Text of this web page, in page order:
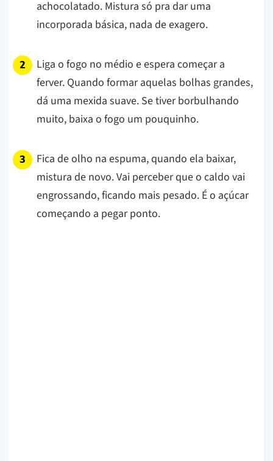
achocolatado. Mistura só pra dar uma
incorporada básica, nada de exagero.
Liga o fogo no médio e espera começar a
ferver. Quando formar aquelas bolhas grandes,
dá uma mexida suave. Se tiver borbulhando
muito, baixa o fogo um pouquinho.
Fica de olho na espuma, quando ela baixar,
mistura de novo. Vai perceber que o caldo vai
engrossando, ficando mais pesado. É o açúcar
começando a pegar ponto.